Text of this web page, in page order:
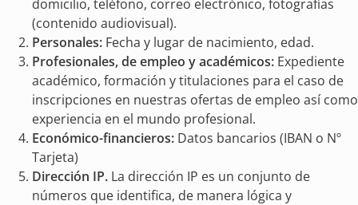
domicilio, teléfono, correo electrónico, fotografías
(contenido audiovisual).
Personales: Fecha y lugar de nacimiento, edad.
Profesionales, de empleo y académicos: Expediente
académico, formación y titulaciones para el caso de
inscripciones en nuestras ofertas de empleo así como
experiencia en el mundo profesional.
Económico-financieros: Datos bancarios (IBAN o Nº
Tarjeta)
Dirección IP. La dirección IP es un conjunto de
números que identifica, de manera lógica y